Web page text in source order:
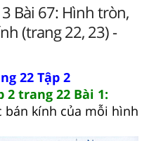
Bài 67: Hình tròn,
(trang 22, 23) -
22 Tập 2
2 trang 22 Bài 1:
bán kính của mỗi hình